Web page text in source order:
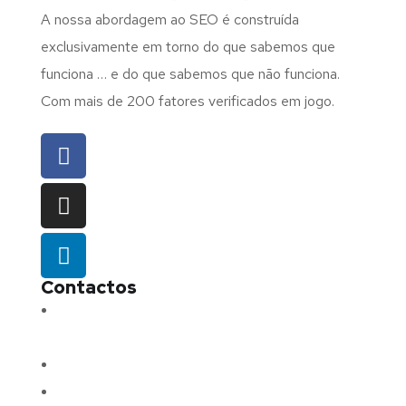
A nossa abordagem ao SEO é construída
exclusivamente em torno do que sabemos que
funciona … e do que sabemos que não funciona.
Com mais de 200 fatores verificados em jogo.
Contactos